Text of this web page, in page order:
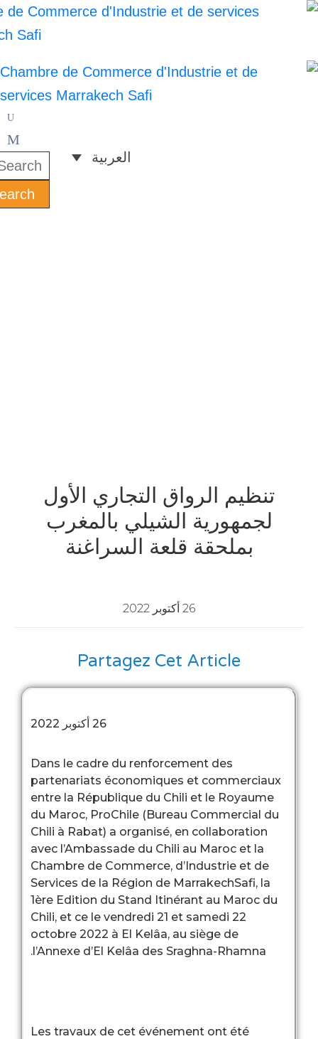
التجاري الأول
الشيلي بالمغرب
السراغنة
Partagez Cet
Dans le cadre du
partenariats économiques
entre la République du Chili
du Maroc, ProChile (Bureau
Chili à Rabat) a organisé,
avec l’Ambassade du Chili
Chambre de Commerce,
Services de la Région de
1ère Edition du Stand
Chili, et ce le vendredi 21 et
octobre 2022 à El Kelâa, au
l’Annexe d’El Kelâa des
Les travaux de cet